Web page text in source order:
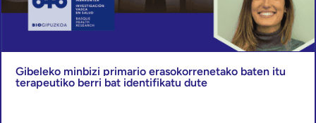
Gibeleko minbizi primario erasokorrenetako baten itu
terapeutiko berri bat identifikatu dute